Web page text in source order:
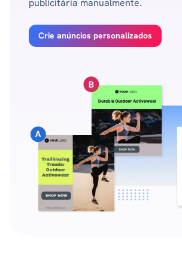
publicitária manualmente.
Crie anúncios personalizados